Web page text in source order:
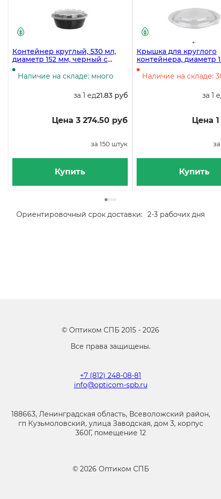
Контейнер круглый, 530 мл,
диаметр 152 мм, черный с
прозрачной крышкой, 150 штук
Наличие на складе: много
за 1 ед21.83 руб
Цена 3 274.50 руб
за 150 штук
Купить
Крышка для круглого
контейнера, диаметр
прозрачная, 300 штук
Наличие на складе:
за 1
Цена 1
Купить
Ориентировочный срок доставки: 2-3 рабочих дня
© Оптиком СПБ 2015 - 2026
Все права защищены.
+7 (812) 248-08-81
info@opticom-spb.ru
188663, Ленинградская область, Всеволожский район,
гп Кузьмоловский, улица Заводская, дом 3, корпус
360Г, помещение 12
© 2026 Оптиком СПБ